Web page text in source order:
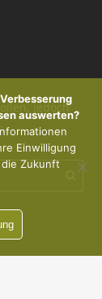
jedoch
auswerten?
Einwilligung
Zukunft